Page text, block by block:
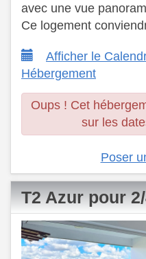
avec une vue
Ce logement
Afficher le
Hébergement
Oups ! Cet
sur les
Poser
T2 Azur pour
Previous